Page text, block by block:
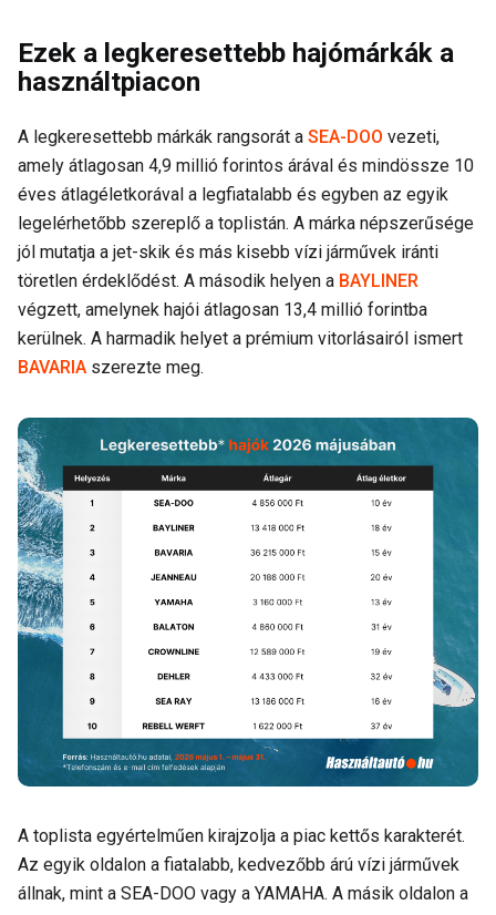
Ezek a legkeresettebb hajómárkák a
használtpiacon
A legkeresettebb márkák rangsorát a SEA-DOO vezeti,
amely átlagosan 4,9 millió forintos árával és mindössze 10
éves átlagéletkorával a legfiatalabb és egyben az egyik
legelérhetőbb szereplő a toplistán. A márka népszerűsége
jól mutatja a jet-skik és más kisebb vízi járművek iránti
töretlen érdeklődést. A második helyen a BAYLINER
végzett, amelynek hajói átlagosan 13,4 millió forintba
kerülnek. A harmadik helyet a prémium vitorlásairól ismert
BAVARIA szerezte meg.
A toplista egyértelműen kirajzolja a piac kettős karakterét.
Az egyik oldalon a fiatalabb, kedvezőbb árú vízi járművek
állnak, mint a SEA-DOO vagy a YAMAHA. A másik oldalon a